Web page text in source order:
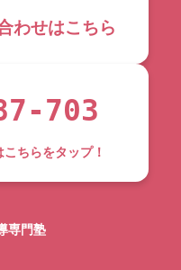
わせはこちら
703
ちらをタップ！
専門塾